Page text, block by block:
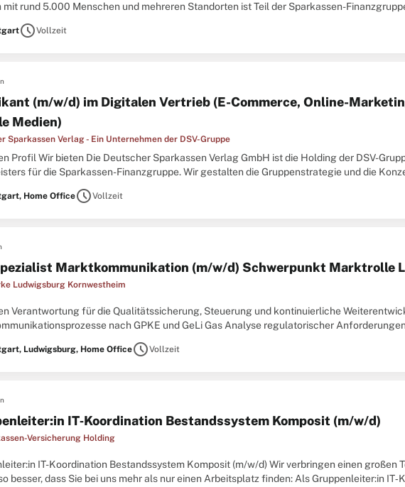
mit rund 5.000 Menschen und mehreren Standorten ist Teil der Sparkassen-
scheduleVollzeit
(m/w/d) im Digitalen Vertrieb (E-Commerce, Online-
Medien)
Sparkassen Verlag - Ein Unternehmen der DSV-Gruppe
Profil Wir bieten Die Deutscher Sparkassen Verlag GmbH ist die Holding der DSV-
für die Sparkassen-Finanzgruppe. Wir gestalten die Gruppenstrategie und die
Home OfficescheduleVollzeit
Marktkommunikation (m/w/d) Schwerpunkt Marktrolle
Ludwigsburg Kornwestheim
Verantwortung für die Qualitätssicherung, Steuerung und kontinuierliche
nach GPKE und GeLi Gas Analyse regulatorischer
Ludwigsburg, Home OfficescheduleVollzeit
IT‑Koordination Bestandssystem Komposit (m/w/d)
Versicherung Holding
IT-Koordination Bestandssystem Komposit (m/w/d) Wir verbringen einen großen
besser, dass Sie bei uns mehr als nur einen Arbeitsplatz finden: Als Gruppenleiter:in